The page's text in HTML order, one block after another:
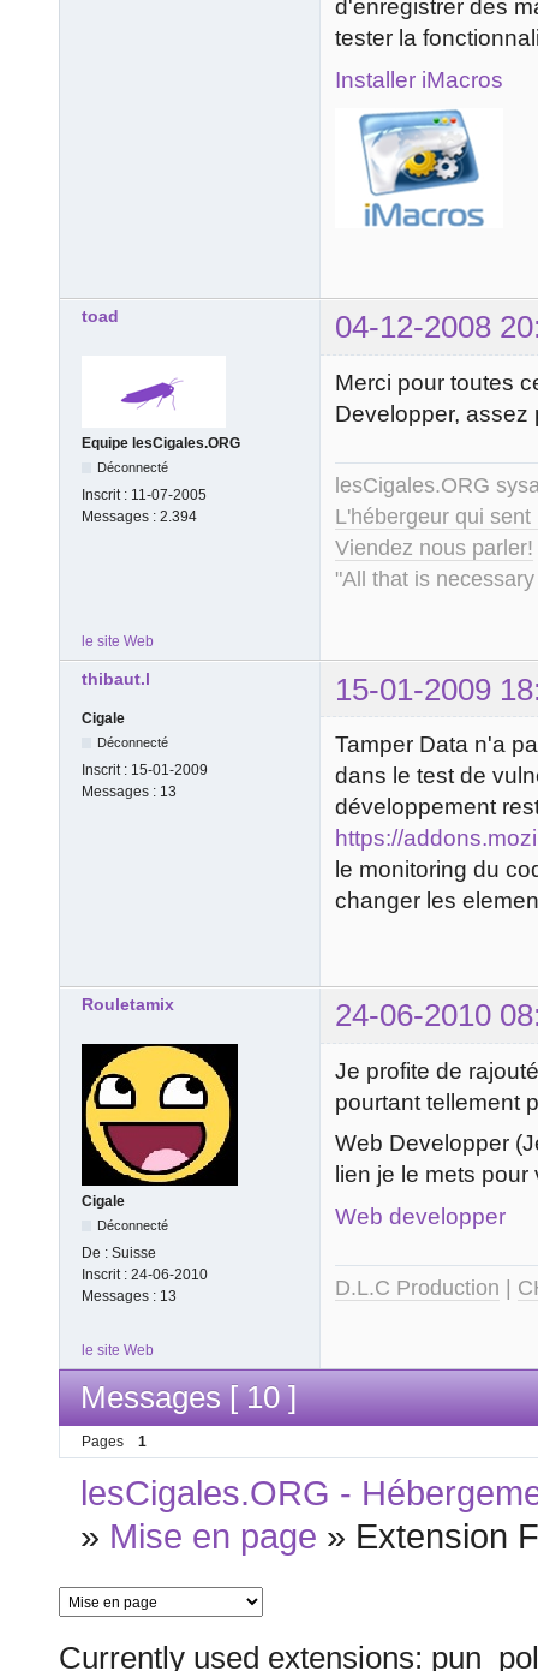
d'enregistrer des
tester la
Installer iMacros
toad 04-12-2008
Equipe lesCigales.ORG
Déconnecté
Inscrit : 11-07-2005
Messages : 2.394
Merci pour toutes
Developper, assez
lesCigales.ORG
L'hébergeur qui
Viendez nous parler!
"All that is
le site Web
thibaut.l 15-01-2009
Cigale
Déconnecté
Inscrit : 15-01-2009
Messages : 13
Tamper Data n'a
dans le test de
développement
https://
le monitoring du
changer les
Rouletamix 24-06-2010
Cigale
Déconnecté
De : Suisse
Inscrit : 24-06-2010
Messages : 13
Je profite de
pourtant tellement
Web Developper
lien je le mets
Web developper
D.L.C Production
le site Web
Messages [ 10 ]
Pages 1
lesCigales.ORG -
» Mise en page » Extension
Currently used extensions: